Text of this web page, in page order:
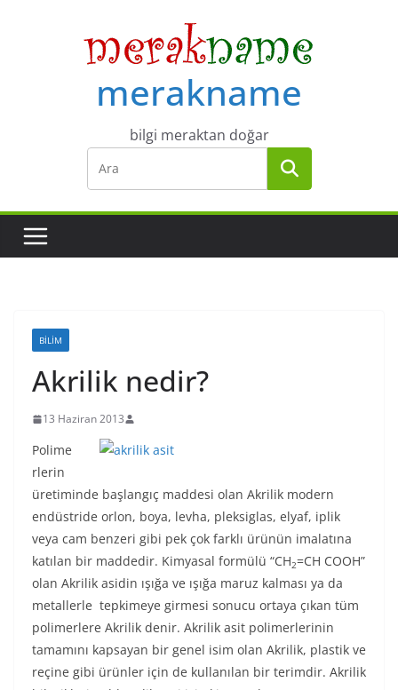
merakname
bilgi meraktan doğar
BILIM
Akrilik nedir?
13 Haziran 2013
Polime
rlerin
üretiminde başlangıç maddesi olan Akrilik modern
endüstride orlon, boya, levha, pleksiglas, elyaf, iplik
veya cam benzeri gibi pek çok farklı ürünün imalatına
katılan bir maddedir. Kimyasal formülü “CH2=CH COOH”
olan Akrilik asidin ışığa ve ışığa maruz kalması ya da
metallerle tepkimeye girmesi sonucu ortaya çıkan tüm
polimerlere Akrilik denir. Akrilik asit polimerlerinin
tamamını kapsayan bir genel isim olan Akrilik, plastik ve
reçine gibi ürünler için de kullanılan bir terimdir. Akrilik